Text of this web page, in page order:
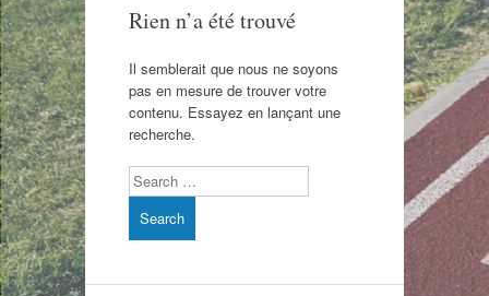
Rien n’a été trouvé
Il semblerait que nous ne soyons
pas en mesure de trouver votre
contenu. Essayez en lançant une
recherche.
Search